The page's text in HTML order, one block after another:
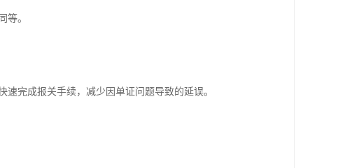
等。
完成报关手续，减少因单证问题导致的延误。